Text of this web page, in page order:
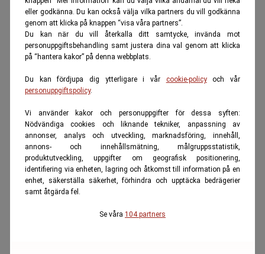
eller godkänna. Du kan också välja vilka partners du vill godkänna
genom att klicka på knappen “visa våra partners”.
Du kan när du vill återkalla ditt samtycke, invända mot
personuppgiftsbehandling samt justera dina val genom att klicka
på “hantera kakor” på denna webbplats.
Du kan fördjupa dig ytterligare i vår cookie-policyoch vår
personuppgiftspolicy.
Vi använder kakor och personuppgifter för dessa syften:
Nödvändiga cookies och liknande tekniker, anpassning av
annonser, analys och utveckling, marknadsföring, innehåll,
annons- och innehållsmätning, målgruppsstatistik,
produktutveckling, uppgifter om geografisk positionering,
identifiering via enheten, lagring och åtkomst till information på en
enhet, säkerställa säkerhet, förhindra och upptäcka bedrägerier
samt åtgärda fel.
Se våra 104 partners